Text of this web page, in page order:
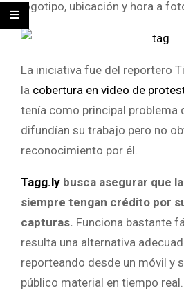
logotipo, ubicación y hora a
La iniciativa fue del reportero
la cobertura en video de
tenía como principal problema
difundían su trabajo pero no
reconocimiento por él.
Tagg.ly busca asegurar que
siempre tengan crédito por
capturas. Funciona bastante
resulta una alternativa
reporteando desde un móvil y
público material en tiempo real.